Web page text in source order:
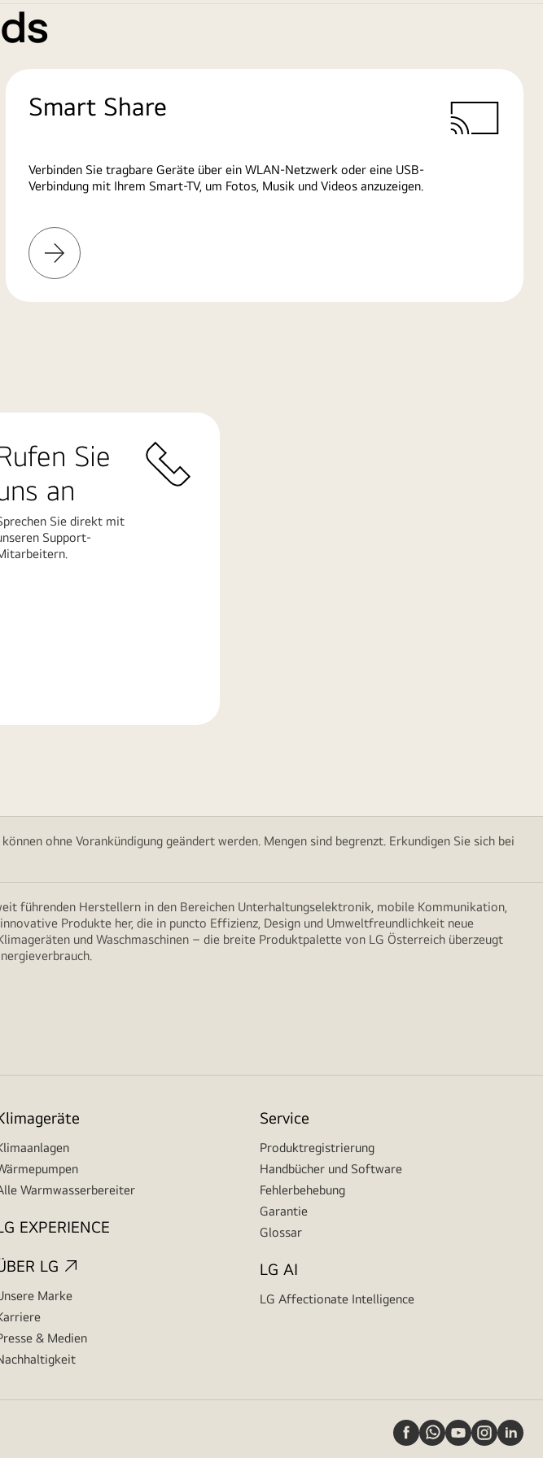
Smart Share
Verbinden Sie tragbare Geräte über ein WLAN-Netzwerk oder eine USB-
Verbindung mit Ihrem Smart-TV, um Fotos, Musik und Videos anzuzeigen.
Mehr
erfahren
Sie
an
Sie direkt mit
Support-
ohne Vorankündigung geändert werden. Mengen sind begrenzt. Erkundigen Sie sich bei
führenden Herstellern in den Bereichen Unterhaltungselektronik, mobile Kommunikation,
Produkte her, die in puncto Effizienz, Design und Umweltfreundlichkeit neue
und Waschmaschinen – die breite Produktpalette von LG Österreich überzeugt
Warmwasserbereiter
EXPERIENCE
LG
Marke
& Medien
Service
Produktregistrierung
Handbücher und Software
Fehlerbehebung
Garantie
Glossar
LG AI
LG Affectionate Intelligence